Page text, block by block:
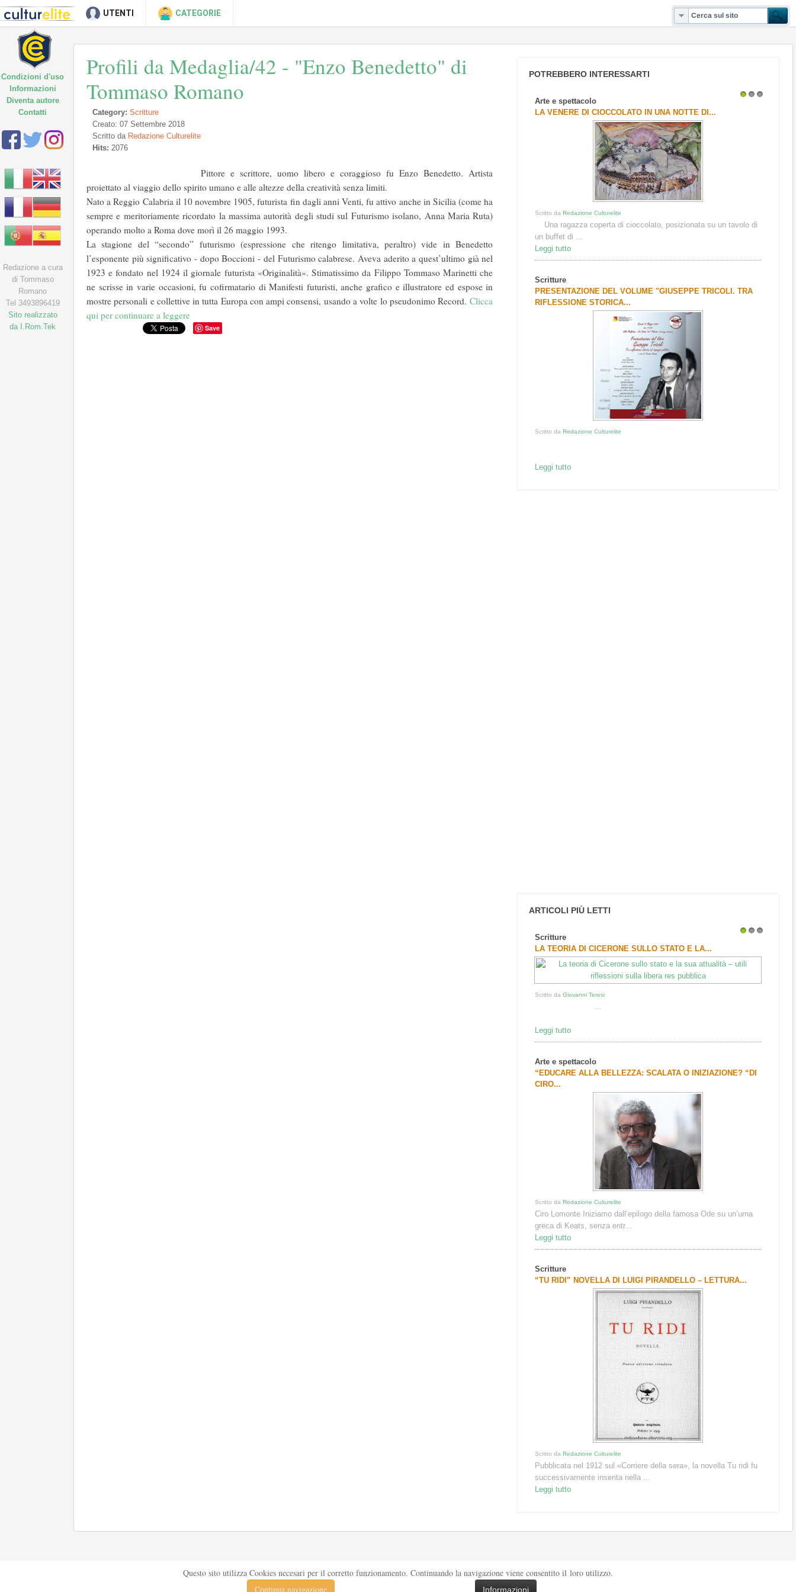
UTENTI CATEGORIE
Profili da Medaglia/42 - "Enzo Benedetto" di
Tommaso Romano
Category: Scritture
Creato: 07 Settembre 2018
Scritto da Redazione Culturelite
Hits: 2076
Pittore e scrittore, uomo libero e coraggioso fu Enzo Benedetto. Artista
proiettato al viaggio dello spirito umano e alle altezze della creatività senza limiti.
Nato a Reggio Calabria il 10 novembre 1905, futurista fin dagli anni Venti, fu attivo anche in Sicilia (come ha
sempre e meritoriamente ricorda­to la massima autorità degli studi sul Futurismo isolano, Anna Maria Ruta)
operando molto a Roma dove morì il 26 maggio 1993.
La stagione del “secondo” futurismo (espressione che ritengo limitativa, peraltro) vide in Benedetto
l’esponente più significativo - dopo Boccioni - del Futurismo calabrese. Aveva aderito a quest’ultimo già nel
1923 e fon­dato nel 1924 il giornale futurista «Originalità». Stimatissimo da Filippo Tommaso Marinetti che
ne scrisse in varie occasioni, fu cofirmatario di Ma­nifesti futuristi, anche grafico e illustratore ed espose in
mostre personali e collettive in tutta Europa con ampi consensi, usando a volte lo pseudonimo Record.Clicca
qui per continuare a leggere
Save
POTREBBERO INTERESSARTI
Arte e spettacolo
LA VENERE DI CIOCCOLATO IN UNA NOTTE DI...
Scritto da Redazione Culturelite
Una ragazza coperta di cioccolato, posizionata su un tavolo di
un buffet di ...
Leggi tutto
Scritture
PRESENTAZIONE DEL VOLUME "GIUSEPPE TRICOLI. TRA
RIFLESSIONE STORICA...
Scritto da Redazione Culturelite
Leggi tutto
ARTICOLI PIÙ LETTI
Scritture
LA TEORIA DI CICERONE SULLO STATO E LA...
Scritto daGiovanni Teresi
...
Leggi tutto
Arte e spettacolo
“EDUCARE ALLA BELLEZZA: SCALATA O INIZIAZIONE? “DI
CIRO...
Scritto daRedazione Culturelite
Ciro Lomonte Iniziamo dall’epilogo della famosa Ode su un’urna
greca di Keats, senza entr...
Leggi tutto
Scritture
“TU RIDI” NOVELLA DI LUIGI PIRANDELLO – LETTURA...
Scritto daRedazione Culturelite
Pubblicata nel 1912 sul «Corriere della sera», la novella Tu ridi fu
successivamente inserita nella ...
Leggi tutto
Condizioni d'uso
Informazioni
Diventa autore
Contatti
Redazione a cura
di Tommaso
Romano
Tel 3493896419
Sito realizzato
da I.Rom.Tek
Questo sito utilizza Cookies necesari per il corretto funzionamento. Continuando la navigazione viene consentito il loro utilizzo.
Continua navigazione
Informazioni